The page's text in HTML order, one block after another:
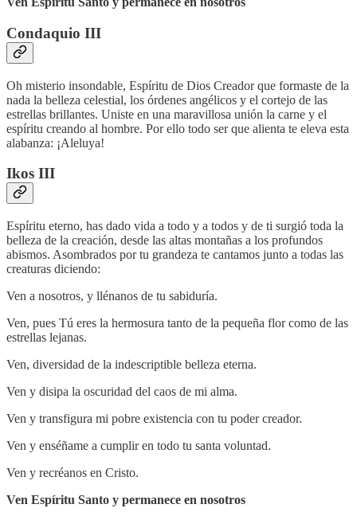
Condaquio III
Oh misterio insondable, Espíritu de Dios Creador que formaste de la
nada la belleza celestial, los órdenes angélicos y el cortejo de las
estrellas brillantes. Uniste en una maravillosa unión la carne y el
espíritu creando al hombre. Por ello todo ser que alienta te eleva esta
alabanza: ¡Aleluya!
Ikos III
Espíritu eterno, has dado vida a todo y a todos y de ti surgió toda la
belleza de la creación, desde las altas montañas a los profundos
abismos. Asombrados por tu grandeza te cantamos junto a todas las
creaturas diciendo:
Ven a nosotros, y llénanos de tu sabiduría.
Ven, pues Tú eres la hermosura tanto de la pequeña flor como de las
estrellas lejanas.
Ven, diversidad de la indescriptible belleza eterna.
Ven y disipa la oscuridad del caos de mi alma.
Ven y transfigura mi pobre existencia con tu poder creador.
Ven y enséñame a cumplir en todo tu santa voluntad.
Ven y recréanos en Cristo.
Ven Espíritu Santo y permanece en nosotros